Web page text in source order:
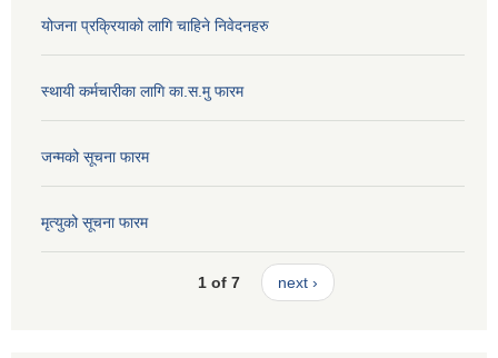
योजना प्रक्रियाको लागि चाहिने निवेदनहरु
स्थायी कर्मचारीका लागि का.स.मु फारम
जन्मको सूचना फारम
मृत्युको सूचना फारम
1 of 7 next ›